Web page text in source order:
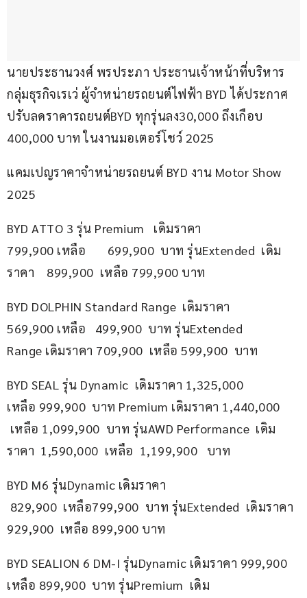
นายประธานวงศ์ พรประภา ประธานเจ้าหน้าที่บริหาร
กลุ่มธุรกิจเรเว่ ผู้จำหน่ายรถยนต์ไฟฟ้า BYD ได้ประกาศ
ปรับลดราคารถยนต์BYD ทุกรุ่นลง30,000 ถึงเกือบ
400,000 บาท ในงานมอเตอร์โชว์ 2025
แคมเปญราคาจำหน่ายรถยนต์ BYD งาน Motor Show
2025
BYD ATTO 3 รุ่น Premium   เดิมราคา
799,900 เหลือ       699,900  บาท รุ่นExtended  เดิม
ราคา    899,900  เหลือ 799,900 บาท
BYD DOLPHIN Standard Range  เดิมราคา
569,900 เหลือ   499,900  บาท รุ่นExtended
Range เดิมราคา 709,900  เหลือ 599,900  บาท
BYD SEAL รุ่น Dynamic  เดิมราคา 1,325,000
เหลือ 999,900  บาท Premium เดิมราคา 1,440,000
เหลือ 1,099,900  บาท รุ่นAWD Performance  เดิม
ราคา  1,590,000  เหลือ  1,199,900   บาท
BYD M6 รุ่นDynamic เดิมราคา
829,900  เหลือ799,900  บาท รุ่นExtended  เดิมราคา
929,900  เหลือ 899,900 บาท
BYD SEALION 6 DM-I รุ่นDynamic เดิมราคา 999,900
เหลือ 899,900  บาท รุ่นPremium  เดิม